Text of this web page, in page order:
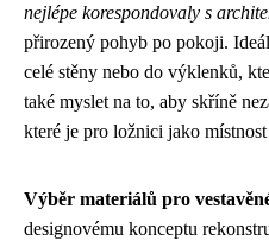
nejlépe korespondovaly s
přirozený pohyb po pokoji.
celé stěny nebo do výklenků,
také myslet na to, aby skříně
které je pro ložnici jako
Výběr materiálů pro
designovému konceptu